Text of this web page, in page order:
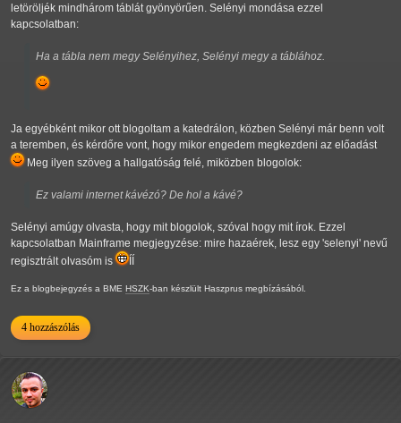
letöröljék mindhárom táblát gyönyörűen. Selényi mondása ezzel
kapcsolatban:
Ha a tábla nem megy Selényihez, Selényi megy a táblához.
Ja egyébként mikor ott blogoltam a katedrálon, közben Selényi már benn volt
a teremben, és kérdőre vont, hogy mikor engedem megkezdeni az előadást
Meg ilyen szöveg a hallgatóság felé, miközben blogolok:
Ez valami internet kávézó? De hol a kávé?
Selényi amúgy olvasta, hogy mit blogolok, szóval hogy mit írok. Ezzel
kapcsolatban Mainframe megjegyzése: mire hazaérek, lesz egy 'selenyi' nevű
regisztrált olvasóm is
ÍÍ
Ez a blogbejegyzés a BME HSZK-ban készlült Haszprus megbízásából.
4 hozzászólás